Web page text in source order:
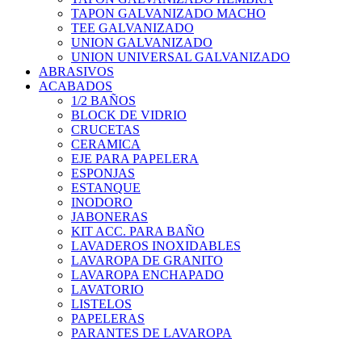
TAPON GALVANIZADO MACHO
TEE GALVANIZADO
UNION GALVANIZADO
UNION UNIVERSAL GALVANIZADO
ABRASIVOS
ACABADOS
1/2 BAÑOS
BLOCK DE VIDRIO
CRUCETAS
CERAMICA
EJE PARA PAPELERA
ESPONJAS
ESTANQUE
INODORO
JABONERAS
KIT ACC. PARA BAÑO
LAVADEROS INOXIDABLES
LAVAROPA DE GRANITO
LAVAROPA ENCHAPADO
LAVATORIO
LISTELOS
PAPELERAS
PARANTES DE LAVAROPA